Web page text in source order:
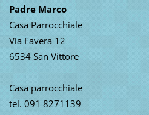
Padre Marco
Casa Parrocchiale
Via Favera 12
6534 San Vittore
Casa parrocchiale
tel. 091 8271139